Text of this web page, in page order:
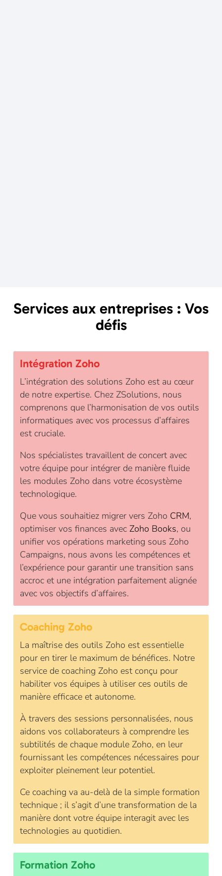
Services aux entreprises : Vos
défis
Intégration Zoho
L’intégration des solutions Zoho est au cœur
de notre expertise. Chez ZSolutions, nous
comprenons que l’harmonisation de vos outils
informatiques avec vos processus d’affaires
est cruciale.
Nos spécialistes travaillent de concert avec
votre équipe pour intégrer de manière fluide
les modules Zoho dans votre écosystème
technologique.
Que vous souhaitiez migrer vers Zoho CRM,
optimiser vos finances avec Zoho Books, ou
unifier vos opérations marketing sous Zoho
Campaigns, nous avons les compétences et
l’expérience pour garantir une transition sans
accroc et une intégration parfaitement alignée
avec vos objectifs d’affaires.
Coaching Zoho
La maîtrise des outils Zoho est essentielle
pour en tirer le maximum de bénéfices. Notre
service de coaching Zoho est conçu pour
habiliter vos équipes à utiliser ces outils de
manière efficace et autonome.
À travers des sessions personnalisées, nous
aidons vos collaborateurs à comprendre les
subtilités de chaque module Zoho, en leur
fournissant les compétences nécessaires pour
exploiter pleinement leur potentiel.
Ce coaching va au-delà de la simple formation
technique ; il s’agit d’une transformation de la
manière dont votre équipe interagit avec les
technologies au quotidien.
Formation Zoho